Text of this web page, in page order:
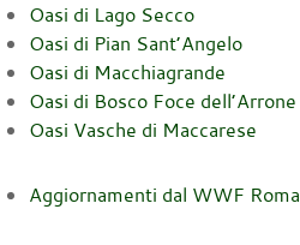
Oasi di Lago Secco
Oasi di Pian Sant’Angelo
Oasi di Macchiagrande
Oasi di Bosco Foce dell’Arrone
Oasi Vasche di Maccarese
Aggiornamenti dal WWF Roma